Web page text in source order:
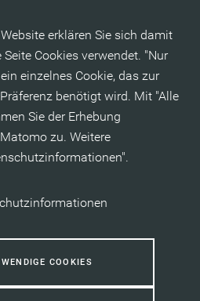
erklären Sie sich damit
Cookies verwendet. "Nur
einzelnes Cookie, das zur
benötigt wird. Mit "Alle
Sie der Erhebung
zu. Weitere
COOKIES